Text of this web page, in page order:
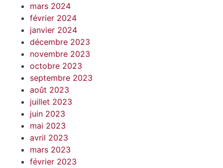
mars 2024
février 2024
janvier 2024
décembre 2023
novembre 2023
octobre 2023
septembre 2023
août 2023
juillet 2023
juin 2023
mai 2023
avril 2023
mars 2023
février 2023